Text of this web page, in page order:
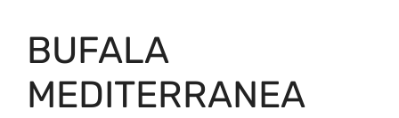
BUFALA
MEDITERRANEA